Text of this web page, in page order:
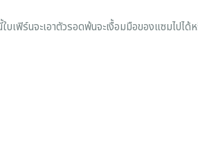
เอาตัวรอดพ้นจะเงื้อมมือของแซมไปได้หรื